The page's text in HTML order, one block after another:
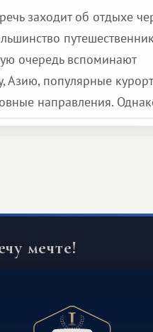
заходит об отдыхе
очередь вспоминают
Азию, популярные
направления.
обменной системы
— континент, который
подарить совершенно
мечте!